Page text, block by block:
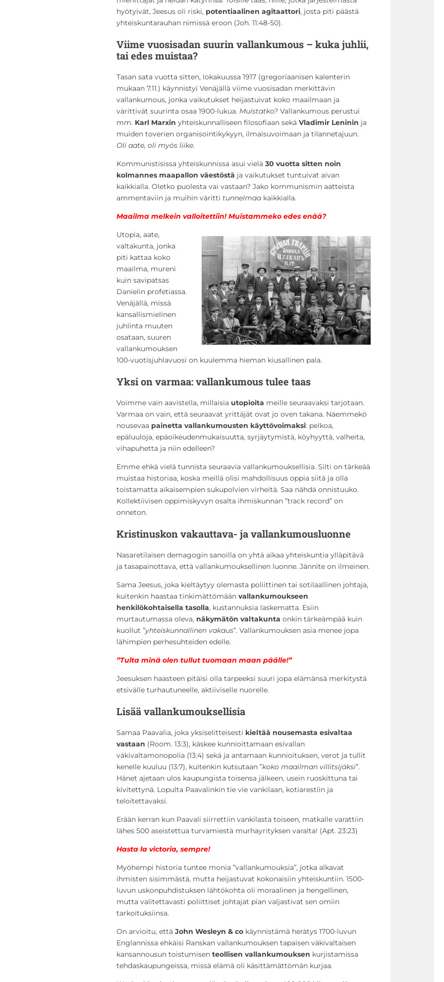
hyötyivät, Jeesus oli riski,potentiaalinen agitaattori, josta piti päästä
yhteiskuntarauhan nimissä eroon (Joh. 11:48-50).
Viime vuosisadan suurin vallankumous – kuka juhlii,
tai edes muistaa?
Tasan sata vuotta sitten, lokakuussa 1917 (gregoriaanisen kalenterin
mukaan 7.11.) käynnistyi Venäjällä viime vuosisadan merkittävin
vallankumous, jonka vaikutukset heijastuivat koko maailmaan ja
värittivät suurinta osaa 1900-lukua. Muistatko?Vallankumous perustui
mm. Karl Marxin yhteiskunnalliseen filosofiaan sekä Vladimir Leninin ja
muiden toverien organisointikykyyn, ilmaisuvoimaan ja tilannetajuun.
Oli aate, oli myös liike.
Kommunistisissa yhteiskunnissa asui vielä 30 vuotta sitten noin
kolmannes maapallon väestöstä ja vaikutukset tuntuivat aivan
kaikkialla. Oletko puolesta vai vastaan? Jako kommunismin aatteista
ammentaviin ja muihin väritti tunnelmaakaikkialla.
Maailma melkein valloitettiin! Muistammeko edes enää?
Utopia, aate,
valtakunta, jonka
piti kattaa koko
maailma, mureni
kuin savipatsas
Danielin profetiassa.
Venäjällä, missä
kansallismielinen
juhlinta muuten
osataan, suuren
vallankumouksen
100-vuotisjuhlavuosi on kuulemma hieman kiusallinen pala.
Yksi on varmaa: vallankumous tulee taas
Voimme vain aavistella, millaisia utopioita meille seuraavaksi tarjotaan.
Varmaa on vain, että seuraavat yrittäjät ovat jo oven takana. Näemmekö
nousevaa painetta vallankumousten käyttövoimaksi: pelkoa,
epäluuloja, epäoikeudenmukaisuutta, syrjäytymistä, köyhyyttä, valheita,
vihapuhetta ja niin edelleen?
Emme ehkä vielä tunnista seuraavia vallankumouksellisia. Silti on tärkeää
muistaa historiaa, koska meillä olisi mahdollisuus oppia siitä ja olla
toistamatta aikaisempien sukupolvien virheitä. Saa nähdä onnistuuko.
Kollektiivisen oppimiskyvyn osalta ihmiskunnan ”track record” on
onneton.
Kristinuskon vakauttava- ja vallankumousluonne
Nasaretilaisen demagogin sanoilla on yhtä aikaa yhteiskuntia ylläpitävä
ja tasapainottava, että vallankumouksellinen luonne. Jännite on ilmeinen.
Sama Jeesus, joka kieltäytyy olemasta poliittinen tai sotilaallinen johtaja,
kuitenkin haastaa tinkimättömään vallankumoukseen
henkilökohtaisella tasolla, kustannuksia laskematta. Esiin
murtautumassa oleva,näkymätön valtakunta onkin tärkeämpää kuin
kuollut ”yhteiskunnallinen vakaus”. Vallankumouksen asia menee jopa
lähimpien perhesuhteiden edelle.
”Tulta minä olen tullut tuomaan maan päälle!”
Jeesuksen haasteen pitäisi olla tarpeeksi suuri jopa elämänsä merkitystä
etsivälle turhautuneelle, aktiiviselle nuorelle.
Lisää vallankumouksellisia
Samaa Paavalia, joka yksiselitteisesti kieltää nousemasta esivaltaa
vastaan (Room. 13:3), käskee kunnioittamaan esivallan
väkivaltamonopolia (13:4) sekä ja antamaan kunnioituksen, verot ja tullit
kenelle kuuluu (13:7), kuitenkin kutsutaan ”koko maailman villitsijäksi”.
Hänet ajetaan ulos kaupungista toisensa jälkeen, usein ruoskittuna tai
kivitettynä. Lopulta Paavalinkin tie vie vankilaan, kotiarestiin ja
teloitettavaksi.
Erään kerran kun Paavali siirrettiin vankilasta toiseen, matkalle varattiin
lähes 500 aseistettua turvamiestä murhayrityksen varalta! (Apt. 23:23)
Hasta la victoria, sempre!
Myöhempi historia tuntee monia ”vallankumouksia”, jotka alkavat
ihmisten sisimmästä, mutta heijastuvat kokonaisiin yhteiskuntiin. 1500-
luvun uskonpuhdistuksen lähtökohta oli moraalinen ja hengellinen,
mutta valitettavasti poliittiset johtajat pian valjastivat sen omiin
tarkoituksiinsa.
On arvioitu, että John Wesleyn & co käynnistämä herätys 1700-luvun
Englannissa ehkäisi Ranskan vallankumouksen tapaisen väkivaltaisen
kansannousun toistumisen teollisen vallankumouksen kurjistamissa
tehdaskaupungeissa, missä elämä oli käsittämättömän kurjaa.